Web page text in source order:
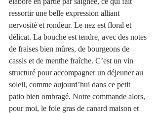
ressortir une belle expression alliant
nervosité et rondeur. Le nez est floral et
délicat. La bouche est tendre, avec des notes
de fraises bien mûres, de bourgeons de
cassis et de menthe fraîche. C’est un vin
structuré pour accompagner un déjeuner au
soleil, comme aujourd’hui dans ce petit
patio bien ombragé. Notre commande alors,
pour moi, le foie gras de canard maison et